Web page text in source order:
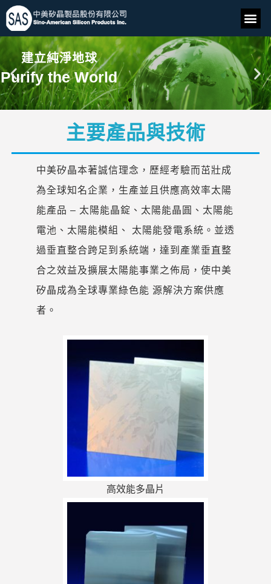
建立純淨地球
Purify the World
主要產品與技術
中美矽晶本著誠信理念，歷經考驗而茁壯成
為全球知名企業，生產並且供應高效率太陽
能產品 – 太陽能晶錠、太陽能晶圓、太陽能
電池、太陽能模組、 太陽能發電系統。並透
過垂直整合跨足到系統端，達到產業垂直整
合之效益及擴展太陽能事業之佈局，使中美
矽晶成為全球專業綠色能 源解決方案供應
者。
高效能多晶片